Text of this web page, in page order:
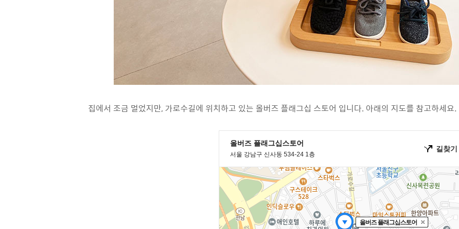
집에서 조금 멀었지만, 가로수길에 위치하고 있는 올버즈 플래그십 스토어 입니다. 아래의 지도를 참고하세요.